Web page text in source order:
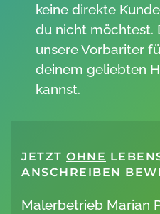
keine direkte
du nicht möchtest.
unsere Vorbariter
deinem geliebten
kannst.
JETZT OHNE
ANSCHREIBEN
Malerbetrieb Marian